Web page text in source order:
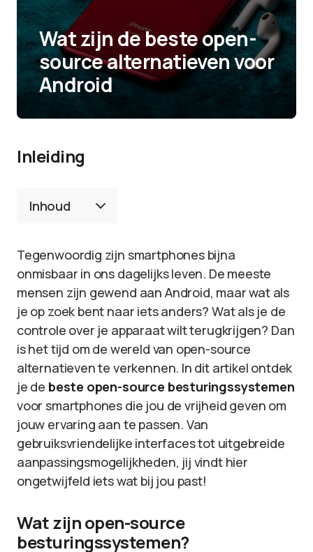
Wat zijn de beste open-
source alternatieven voor
Android
Inleiding
Inhoud
Tegenwoordig zijn smartphones bijna
onmisbaar in ons dagelijks leven. De meeste
mensen zijn gewend aan Android, maar wat als
je op zoek bent naar iets anders? Wat als je de
controle over je apparaat wilt terugkrijgen? Dan
is het tijd om de wereld van open-source
alternatieven te verkennen. In dit artikel ontdek
je de beste open-source besturingssystemen
voor smartphones die jou de vrijheid geven om
jouw ervaring aan te passen. Van
gebruiksvriendelijke interfaces tot uitgebreide
aanpassingsmogelijkheden, jij vindt hier
ongetwijfeld iets wat bij jou past!
Wat zijn open-source
besturingssystemen?